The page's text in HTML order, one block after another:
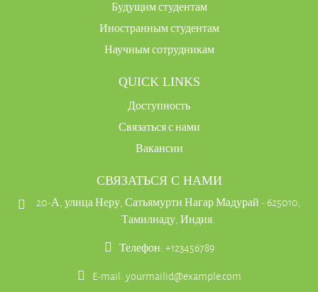
Будущим студентам
Иностранным студентам
Научным сотрудникам
QUICK LINKS
Доступность
Связаться с нами
Вакансии
СВЯЗАТЬСЯ С НАМИ
20-А, улица Неру, Сатьямурти Нагар Мадурай - 625010,
Тамилнаду, Индия.
Телефон: +123456789
E-mail: yourmailid@example.com